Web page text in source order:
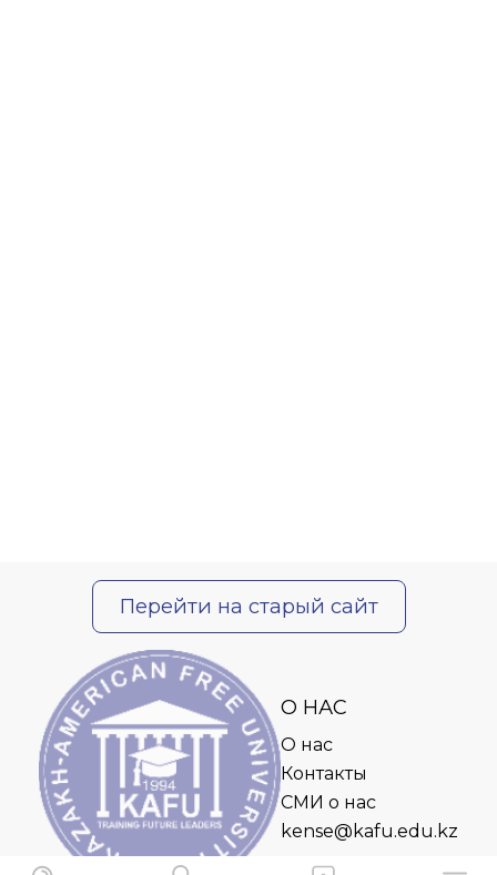
Перейти на старый сайт
О НАС
О нас
Контакты
СМИ о нас
kense@kafu.edu.kz